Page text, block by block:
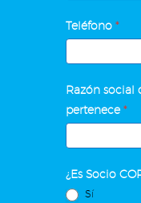
Teléfono *
Razón social
pertenece*
¿Es Socio
Sí